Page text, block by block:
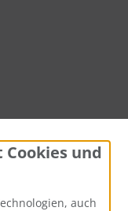
und
auch